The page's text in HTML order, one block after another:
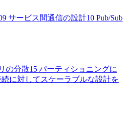
サービス間通信の設計10 Pub/Sub
の分散15 パーティショニングに
に対してスケーラブルな設計を